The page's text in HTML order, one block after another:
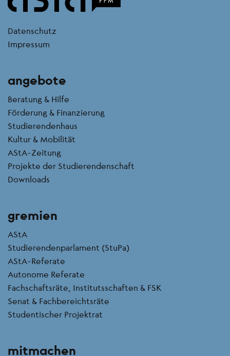
kontakt
Datenschutz
Impressum
angebote
Beratung & Hilfe
Förderung & Finanzierung
Studierendenhaus
Kultur & Mobilität
AStA-Zeitung
Projekte der Studierendenschaft
Downloads
gremien
AStA
Studierendenparlament (StuPa)
AStA-Referate
Autonome Referate
Fachschaftsräte, Institutsschaften & FSK
Senat & Fachbereichtsräte
Studentischer Projektrat
mitmachen